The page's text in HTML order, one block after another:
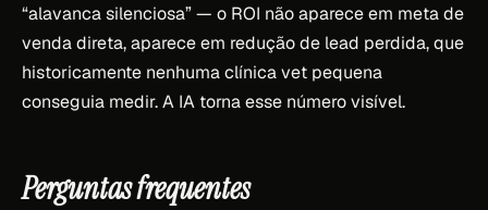
“alavanca silenciosa” — o ROI não aparece em meta de
venda direta, aparece em redução de lead perdida, que
historicamente nenhuma clínica vet pequena
conseguia medir. A IA torna esse número visível.
Perguntas frequentes